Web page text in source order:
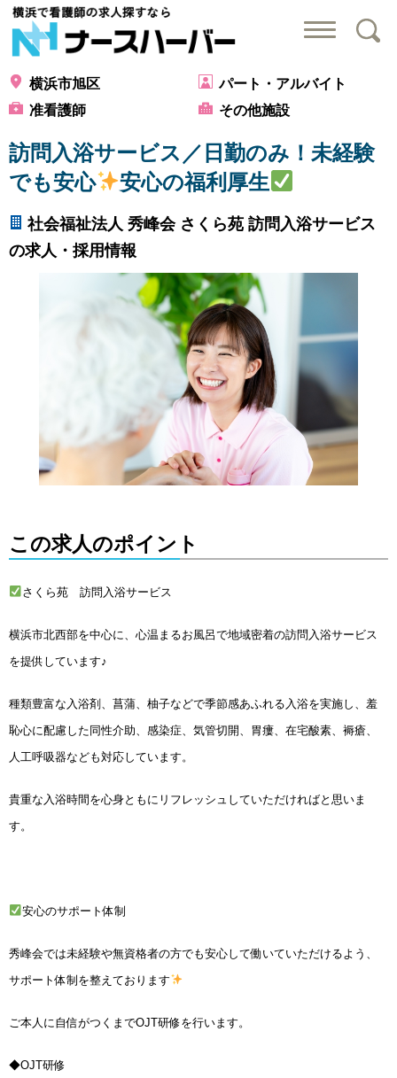
横浜市旭区
パート・アルバイト
准看護師
その他施設
訪問入浴サービス／日勤のみ！未経験
でも安心
安心の福利厚生
社会福祉法人 秀峰会 さくら苑 訪問入浴サービス
の求人・採用情報
この求人のポイント
さくら苑 訪問入浴サービス
横浜市北西部を中心に、心温まるお風呂で地域密着の訪問入浴サービス
を提供しています♪
種類豊富な入浴剤、菖蒲、柚子などで季節感あふれる入浴を実施し、羞
恥心に配慮した同性介助、感染症、気管切開、胃瘻、在宅酸素、褥瘡、
人工呼吸器なども対応しています。
貴重な入浴時間を心身ともにリフレッシュしていただければと思いま
す。
安心のサポート体制
秀峰会では未経験や無資格者の方でも安心して働いていただけるよう、
サポート体制を整えております
ご本人に自信がつくまでOJT研修を行います。
◆OJT研修